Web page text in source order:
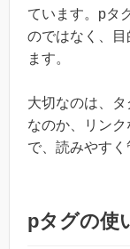
ています。pタ
のではなく、
ます。
大切なのは、
なのか、リン
で、読みやすく
pタグの使